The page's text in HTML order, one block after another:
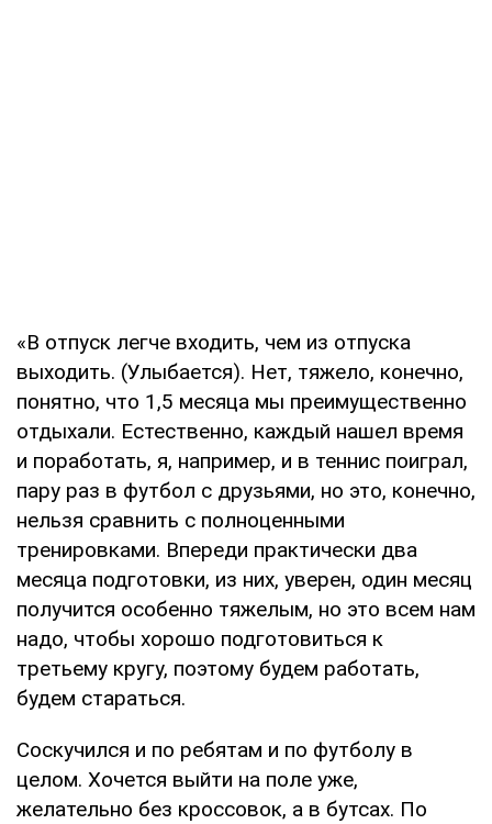
«В отпуск легче входить, чем из отпуска
выходить. (Улыбается). Нет, тяжело, конечно,
понятно, что 1,5 месяца мы преимущественно
отдыхали. Естественно, каждый нашел время
и поработать, я, например, и в теннис поиграл,
пару раз в футбол с друзьями, но это, конечно,
нельзя сравнить с полноценными
тренировками. Впереди практически два
месяца подготовки, из них, уверен, один месяц
получится особенно тяжелым, но это всем нам
надо, чтобы хорошо подготовиться к
третьему кругу, поэтому будем работать,
будем стараться.
Соскучился и по ребятам и по футболу в
целом. Хочется выйти на поле уже,
желательно без кроссовок, а в бутсах. По